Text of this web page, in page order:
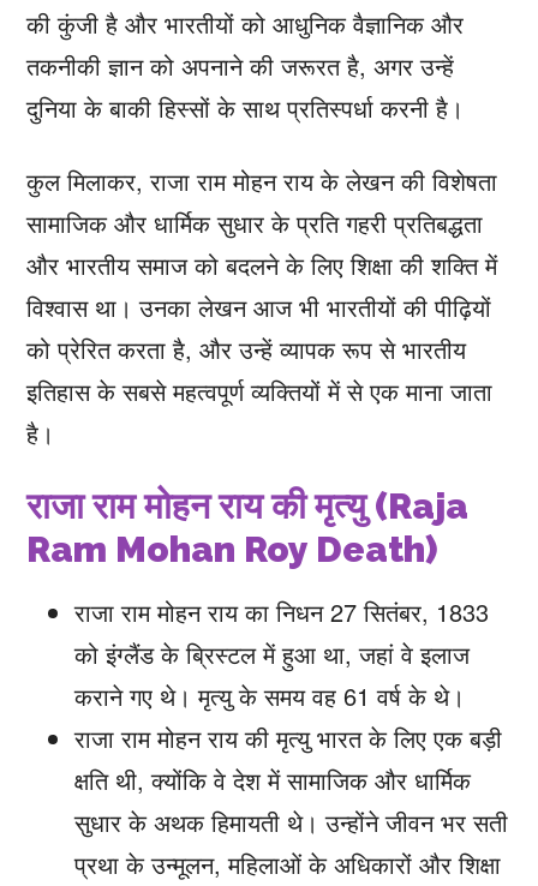
की कुंजी है और भारतीयों को आधुनिक वैज्ञानिक और
तकनीकी ज्ञान को अपनाने की जरूरत है, अगर उन्हें
दुनिया के बाकी हिस्सों के साथ प्रतिस्पर्धा करनी है।
कुल मिलाकर, राजा राम मोहन राय के लेखन की विशेषता
सामाजिक और धार्मिक सुधार के प्रति गहरी प्रतिबद्धता
और भारतीय समाज को बदलने के लिए शिक्षा की शक्ति में
विश्वास था। उनका लेखन आज भी भारतीयों की पीढ़ियों
को प्रेरित करता है, और उन्हें व्यापक रूप से भारतीय
इतिहास के सबसे महत्वपूर्ण व्यक्तियों में से एक माना जाता
है।
राजा राम मोहन राय की मृत्यु (Raja
Ram Mohan Roy Death)
राजा राम मोहन राय का निधन 27 सितंबर, 1833
को इंग्लैंड के ब्रिस्टल में हुआ था, जहां वे इलाज
कराने गए थे। मृत्यु के समय वह 61 वर्ष के थे।
राजा राम मोहन राय की मृत्यु भारत के लिए एक बड़ी
क्षति थी, क्योंकि वे देश में सामाजिक और धार्मिक
सुधार के अथक हिमायती थे। उन्होंने जीवन भर सती
प्रथा के उन्मूलन, महिलाओं के अधिकारों और शिक्षा